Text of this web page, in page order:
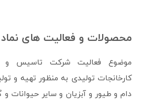
محصولات و فعالیت های
موضوع فعالیت شرکت تاسیس و
کارخانجات تولیدی به منظور تهیه و
دام و طیور و آبزیان و سایر